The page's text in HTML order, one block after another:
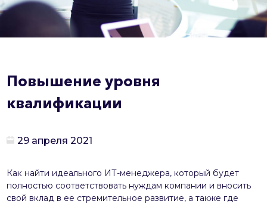
Повышение уровня
квалификации
29 апреля 2021
Как найти идеального ИТ-менеджера, который будет
полностью соответствовать нуждам компании и вносить
свой вклад в ее стремительное развитие, а также где